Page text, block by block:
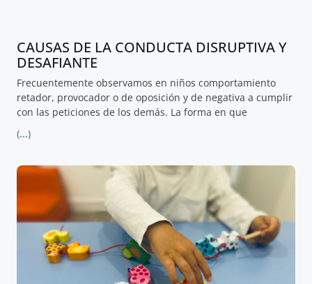
CAUSAS DE LA CONDUCTA DISRUPTIVA Y
DESAFIANTE
Frecuentemente observamos en niños comportamiento
retador, provocador o de oposición y de negativa a cumplir
con las peticiones de los demás. La forma en que
(...)